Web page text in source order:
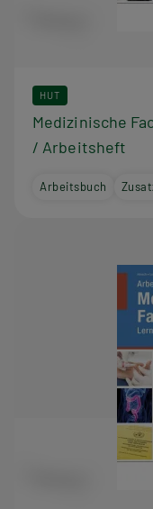
HUT
Medizinische
/ Arbeitsheft
Arbeitsbuch